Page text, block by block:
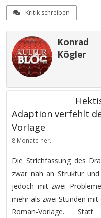
Kritik schreiben
Konrad
Kögler
Adaption verfehlt
Vorlage
8 Monate her.
Die Strichfassung des
zwar nah an Struktur
jedoch mit zwei
mehr als zwei Stunden
Roman-Vorlage.